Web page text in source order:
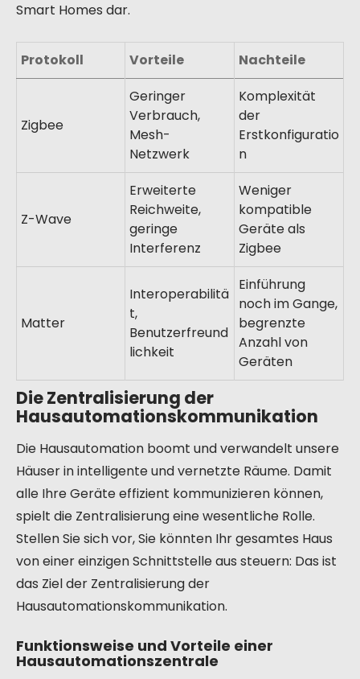
Smart Homes dar.
Protokoll Vorteile Nachteile
Zigbee
Geringer
Verbrauch,
Mesh-
Netzwerk
Komplexität
der
Erstkonfiguratio
n
Z-Wave
Erweiterte
Reichweite,
geringe
Interferenz
Weniger
kompatible
Geräte als
Zigbee
Matter
Interoperabilitä
t,
Benutzerfreund
lichkeit
Einführung
noch im Gange,
begrenzte
Anzahl von
Geräten
Die Zentralisierung der
Hausautomationskommunikation
Die Hausautomation boomt und verwandelt unsere
Häuser in intelligente und vernetzte Räume. Damit
alle Ihre Geräte effizient kommunizieren können,
spielt die Zentralisierung eine wesentliche Rolle.
Stellen Sie sich vor, Sie könnten Ihr gesamtes Haus
von einer einzigen Schnittstelle aus steuern: Das ist
das Ziel der Zentralisierung der
Hausautomationskommunikation.
Funktionsweise und Vorteile einer
Hausautomationszentrale